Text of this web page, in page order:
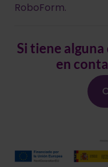
RoboForm.
Si tiene
en